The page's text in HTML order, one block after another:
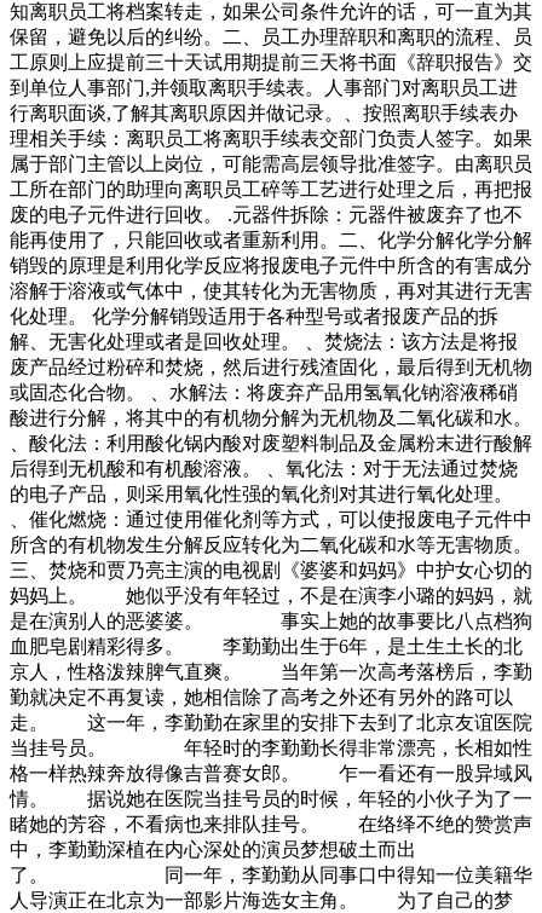
知离职员工将档案转走，如果公司条件允许的话，可一直为其
保留，避免以后的纠纷。二、员工办理辞职和离职的流程、员
工原则上应提前三十天试用期提前三天将书面《辞职报告》交
到单位人事部门,并领取离职手续表。人事部门对离职员工进
行离职面谈,了解其离职原因并做记录。、按照离职手续表办
理相关手续：离职员工将离职手续表交部门负责人签字。如果
属于部门主管以上岗位，可能需高层领导批准签字。由离职员
工所在部门的助理向离职员工碎等工艺进行处理之后，再把报
废的电子元件进行回收。 .元器件拆除：元器件被废弃了也不
能再使用了，只能回收或者重新利用。二、化学分解化学分解
销毁的原理是利用化学反应将报废电子元件中所含的有害成分
溶解于溶液或气体中，使其转化为无害物质，再对其进行无害
化处理。 化学分解销毁适用于各种型号或者报废产品的拆
解、无害化处理或者是回收处理。 、焚烧法：该方法是将报
废产品经过粉碎和焚烧，然后进行残渣固化，最后得到无机物
或固态化合物。 、水解法：将废弃产品用氢氧化钠溶液稀硝
酸进行分解，将其中的有机物分解为无机物及二氧化碳和水。
、酸化法：利用酸化锅内酸对废塑料制品及金属粉末进行酸解
后得到无机酸和有机酸溶液。 、氧化法：对于无法通过焚烧
的电子产品，则采用氧化性强的氧化剂对其进行氧化处理。
、催化燃烧：通过使用催化剂等方式，可以使报废电子元件中
所含的有机物发生分解反应转化为二氧化碳和水等无害物质。
三、焚烧和贾乃亮主演的电视剧《婆婆和妈妈》中护女心切的
妈妈上。 她似乎没有年轻过，不是在演李小璐的妈妈，就
是在演别人的恶婆婆。 事实上她的故事要比八点档狗
血肥皂剧精彩得多。 李勤勤出生于6年，是土生土长的北
京人，性格泼辣脾气直爽。 当年第一次高考落榜后，李勤
勤就决定不再复读，她相信除了高考之外还有另外的路可以
走。 这一年，李勤勤在家里的安排下去到了北京友谊医院
当挂号员。 年轻时的李勤勤长得非常漂亮，长相如性
格一样热辣奔放得像吉普赛女郎。 乍一看还有一股异域风
情。 据说她在医院当挂号员的时候，年轻的小伙子为了一
睹她的芳容，不看病也来排队挂号。 在络绎不绝的赞赏声
中，李勤勤深植在内心深处的演员梦想破土而出
了。 同一年，李勤勤从同事口中得知一位美籍华
人导演正在北京为一部影片海选女主角。 为了自己的梦